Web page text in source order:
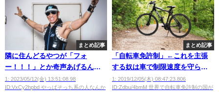
まとめ記事
隣に住んどるやつが「フォ
ー！！！」とか奇声あげるんや
けどｗｗｗｗｗｗ
1: 2023/05/12(金) 13:51:08.98
ID:VxCy2hpbd やっぱそっち系の人なんか
まとめ記事
「自転車免許制」←これを主張
する奴は車で制限速度を守らな
いことが判明ｗｗｗｗ
1: 2019/12/05(木) 08:47:23.806
ID:Zdbu/4bmM 世界で自転車免許制の国が